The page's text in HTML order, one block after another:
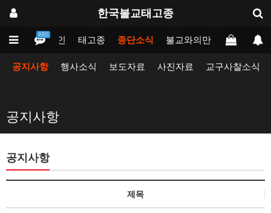
한국불교태고종
BBS
메인 태고종 종단소식 불교와의만남 업무포털
공지사항 행사소식 보도자료 사진자료 교구사찰소식
공지사항
공지사항
제목